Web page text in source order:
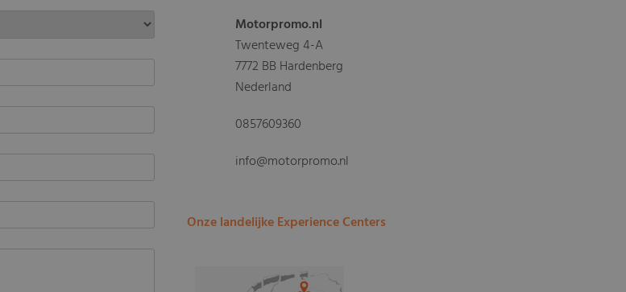
Motorpromo.nl
Twenteweg 4-A
7772 BB Hardenberg
Nederland
0857609360
info@motorpromo.nl
Onze landelijke Experience Centers